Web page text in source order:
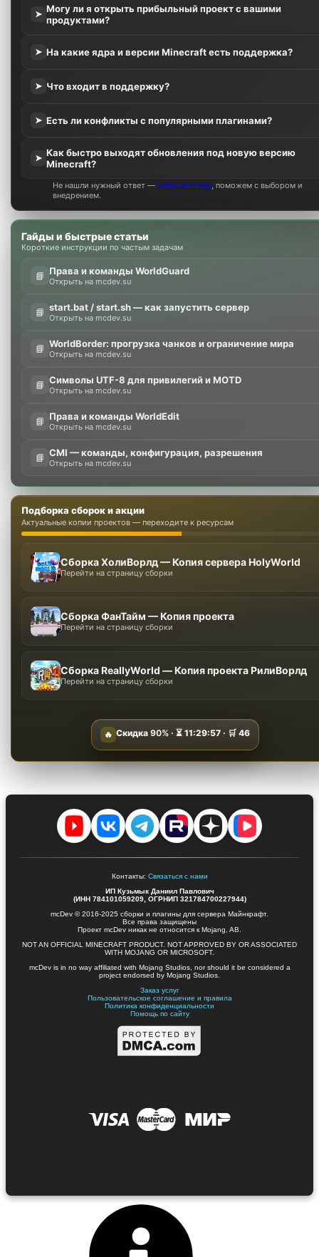
➤ Могу ли я открыть прибыльный проект с вашими
продуктами?
➤ На какие ядра и версии Minecraft есть поддержка?
➤ Что входит в поддержку?
➤ Есть ли конфликты с популярными плагинами?
➤ Как быстро выходят обновления под новую версию
Minecraft?
Не нашли нужный ответ —напишите нам , поможем с выбором и
внедрением.
Гайды и быстрые статьи
Короткие инструкции по частым задачам
📘 Права и команды WorldGuard
Открыть на mcdev.su
📘 start.bat / start.sh — как запустить сервер
Открыть на mcdev.su
📘 WorldBorder: прогрузка чанков и ограничение мира
Открыть на mcdev.su
📘 Символы UTF-8 для привилегий и MOTD
Открыть на mcdev.su
📘 Права и команды WorldEdit
Открыть на mcdev.su
📘 CMI — команды, конфигурация, разрешения
Открыть на mcdev.su
Подборка сборок и акции
Актуальные копии проектов — переходите к ресурсам
Сборка ХолиВорлд — Копия сервера HolyWorld
Перейти на страницу сборки
Сборка ФанТайм — Копия проекта
Перейти на страницу сборки
Сборка ReallyWorld — Копия проекта РилиВорлд
Перейти на страницу сборки
🔥 Скидка 90%· ⏳ 11:29:56 · 🛒46
Контакты: Связаться с нами
ИП Кузьмык Даниил Павлович
(ИНН 784101059209, ОГРНИП 321784700227944)
mcDev © 2016-2025 сборки и плагины для сервера Майнкрафт.
Все права защищены
Проект mcDev никак не относится к Mojang, AB.
NOT AN OFFICIAL MINECRAFT PRODUCT. NOT APPROVED BY OR ASSOCIATED
WITH MOJANG OR MICROSOFT.
mcDev is in no way affiliated with Mojang Studios, nor should it be considered a
project endorsed by Mojang Studios.
Заказ услуг
Пользовательское соглашение и правила
Политика конфиденциальности
Помощь по сайту